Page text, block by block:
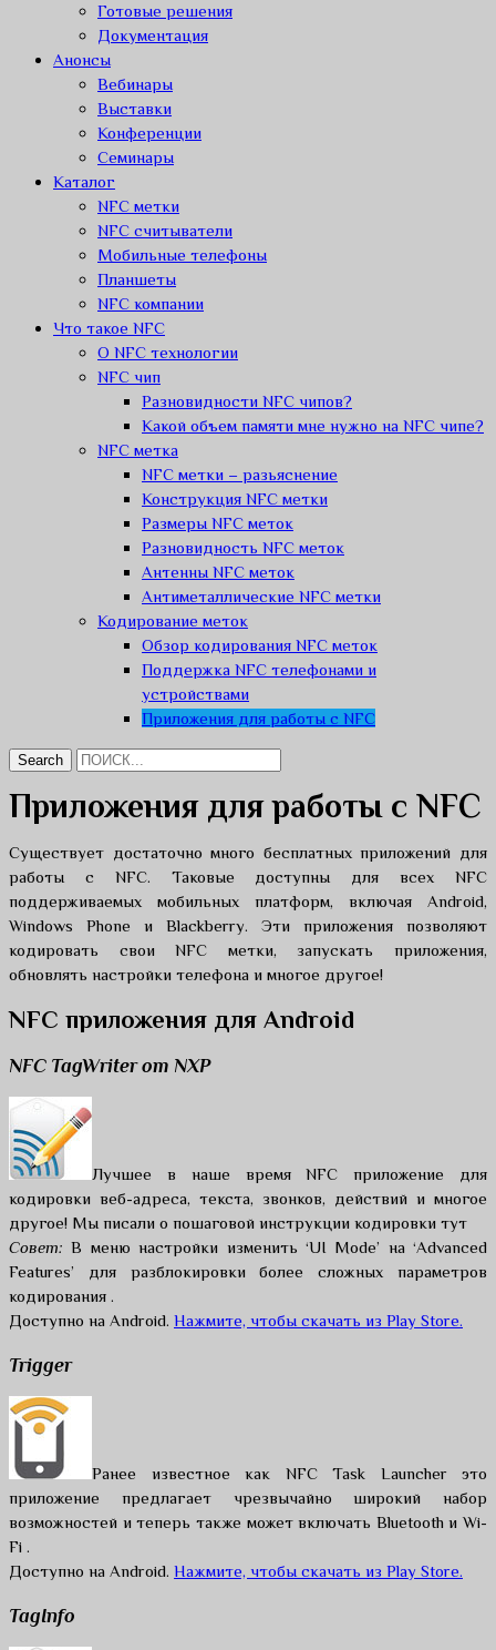
Готовые решения
Документация
Анонсы
Вебинары
Выставки
Конференции
Семинары
Каталог
NFC метки
NFC считыватели
Мобильные телефоны
Планшеты
NFC компании
Что такое NFC
О NFC технологии
NFC чип
Разновидности NFC чипов?
Какой объем памяти мне нужно на NFC чипе?
NFC метка
NFC метки – разьяснение
Конструкция NFC метки
Размеры NFC меток
Разновидность NFC меток
Антенны NFC меток
Антиметаллические NFC метки
Кодирование меток
Обзор кодирования NFC меток
Поддержка NFC телефонами и
устройствами
Приложения для работы с NFC
Приложения для работы с NFC
Существует достаточно много бесплатных приложений для
работы с NFC. Таковые доступны для всех NFC
поддерживаемых мобильных платформ, включая Android,
Windows Phone и Blackberry. Эти приложения позволяют
кодировать свои NFC метки, запускать приложения,
обновлять настройки телефона и многое другое!
NFC приложения для Android
NFC TagWriter от NXP
Лучшее в наше время NFC приложение для
кодировки веб-адреса, текста, звонков, действий и многое
другое! Мы писали о пошаговой инструкции кодировки тут
Совет: В меню настройки изменить ‘UI Mode’ на ‘Advanced
Features’ для разблокировки более сложных параметров
кодирования .
Доступно на Android. Нажмите, чтобы скачать из Play Store.
Trigger
Ранее известное как NFC Task Launcher это
приложение предлагает чрезвычайно широкий набор
возможностей и теперь также может включать Bluetooth и Wi-
Fi .
Доступно на Android. Нажмите, чтобы скачать из Play Store.
TagInfo